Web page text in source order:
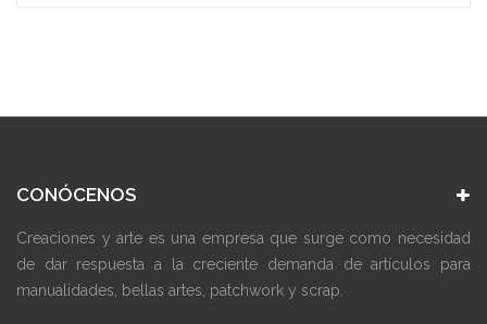
CONÓCENOS
Creaciones y arte es una empresa que surge como necesidad
de dar respuesta a la creciente demanda de artículos para
manualidades, bellas artes, patchwork y scrap.